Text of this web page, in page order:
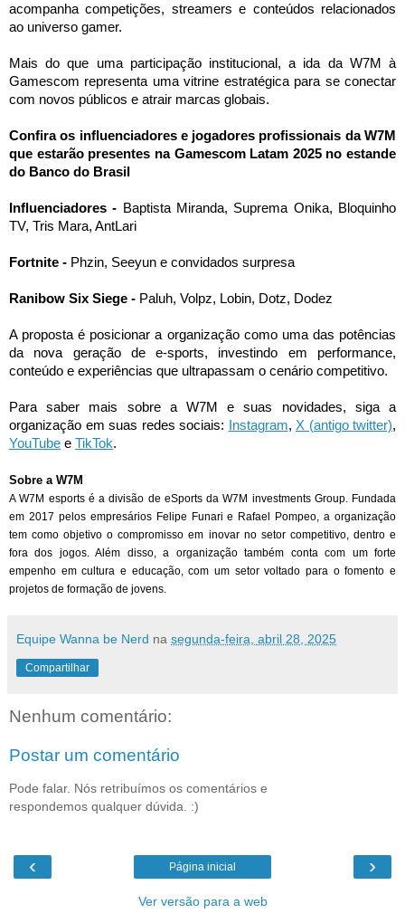
acompanha competições, streamers e conteúdos relacionados
ao universo gamer.
Mais do que uma participação institucional, a ida da W7M à
Gamescom representa uma vitrine estratégica para se conectar
com novos públicos e atrair marcas globais.
Confira os influenciadores e jogadores profissionais da W7M
que estarão presentes na GamescomLatam 2025 no estande
do Banco do Brasil
Influenciadores - Baptista Miranda, Suprema Onika, Bloquinho
TV, Tris Mara, AntLari
Fortnite - Phzin, Seeyun e convidados surpresa
Ranibow Six Siege - Paluh, Volpz, Lobin, Dotz, Dodez
A proposta é posicionar a organização como uma das potências
da nova geração de e-sports, investindo em performance,
conteúdo e experiências que ultrapassam o cenário competitivo.
Para saber mais sobre a W7M e suas novidades, siga a
organização em suas redes sociais: Instagram, X (antigo twitter),
YouTube e TikTok.
Sobre a W7M
A W7M esports é a divisão de eSports da W7M investments Group. Fundada
em 2017 pelos empresários Felipe Funari e Rafael Pompeo, a organização
tem como objetivo o compromisso em inovar no setor competitivo, dentro e
fora dos jogos. Além disso, a organização também contacom um forte
empenho em cultura e educação,com um setor voltado para o fomento e
projetos de formação de jovens.
Equipe Wanna be Nerd na segunda-feira, abril 28, 2025
Compartilhar
Nenhum comentário:
Postar um comentário
Pode falar. Nós retribuímos os comentários e
respondemos qualquer dúvida. :)
‹ ›
Página inicial
Ver versão para a web